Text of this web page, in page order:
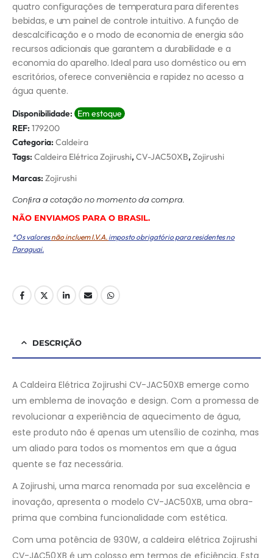
quatro configurações de temperatura para diferentes
bebidas, e um painel de controle intuitivo. A função de
descalcificação e o modo de economia de energia são
recursos adicionais que garantem a durabilidade e a
economia do aparelho. Ideal para uso doméstico ou em
escritórios, oferece conveniência e rapidez no acesso a
água quente.
Disponibilidade: Em estoque
REF: 179200
Categoria: Caldeira
Tags: Caldeira Elétrica Zojirushi,CV-JAC50XB,Zojirushi
Marcas: Zojirushi
Conﬁra a cotação no momento da compra.
NÃO ENVIAMOS PARA O BRASIL.
*Os valoresnão incluem I.V.A. imposto obrigatório para residentes no
Paraguai.
DESCRIÇÃO
A Caldeira Elétrica Zojirushi CV-JAC50XB emerge como
um emblema de inovação e design. Com a promessa de
revolucionar a experiência de aquecimento de água,
este produto não é apenas um utensílio de cozinha, mas
um aliado para todos os momentos em que a água
quente se faz necessária.
A Zojirushi, uma marca renomada por sua excelência e
inovação, apresenta o modelo CV-JAC50XB, uma obra-
prima que combina funcionalidade com estética.
Com uma potência de 930W, a caldeira elétrica Zojirushi